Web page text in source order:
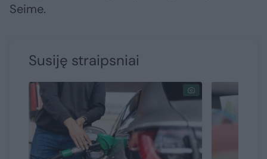
Seime.
Susiję straipsniai